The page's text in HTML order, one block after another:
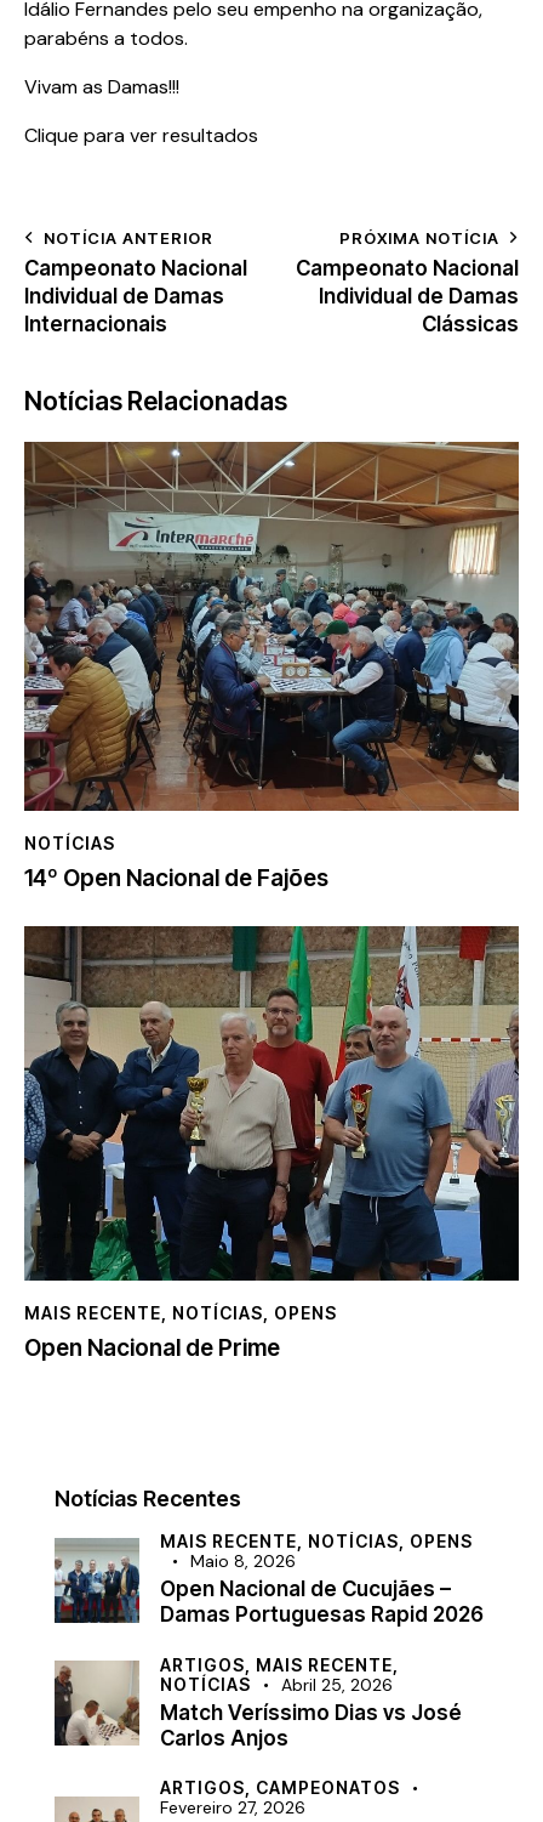
Idálio Fernandes pelo seu empenho na organização,
parabéns a todos.
Vivam as Damas!!!
Clique para ver resultados
NOTÍCIA ANTERIOR
Campeonato Nacional
Individual de Damas
Internacionais
PRÓXIMA NOTÍCIA
Campeonato Nacional
Individual de Damas
Clássicas
Notícias Relacionadas
NOTÍCIAS
14º Open Nacional de Fajões
MAIS RECENTE NOTÍCIAS OPENS
Open Nacional de Prime
Notícias Recentes
MAIS RECENTE, NOTÍCIAS, OPENS
Maio 8, 2026
Open Nacional de Cucujães –
Damas Portuguesas Rapid 2026
ARTIGOS, MAIS RECENTE,
NOTÍCIAS
Abril 25, 2026
Match Veríssimo Dias vs José
Carlos Anjos
ARTIGOS, CAMPEONATOS
Fevereiro 27, 2026